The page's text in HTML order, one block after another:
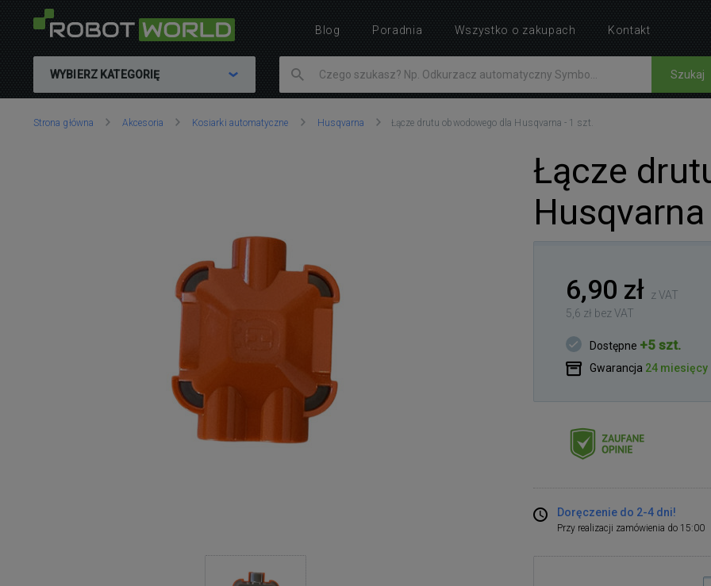
WYBIERZ KATEGORIĘ Szukaj
Znajdujesz
Strona główna Akcesoria Kosiarki automatyczne Husqvarna Łącze drutu obwodowego dla Husqvarna - 1 szt.
Łącze
6,90 zł z VAT
5,6 zł bez VAT
Dostępne +5 szt.
Gwarancja 24 miesięcy
Doręczenie do 2-4 dni!
Przy realizacji zamówienia do 15:00
Blog Poradnia Wszystko o zakupach Kontakt